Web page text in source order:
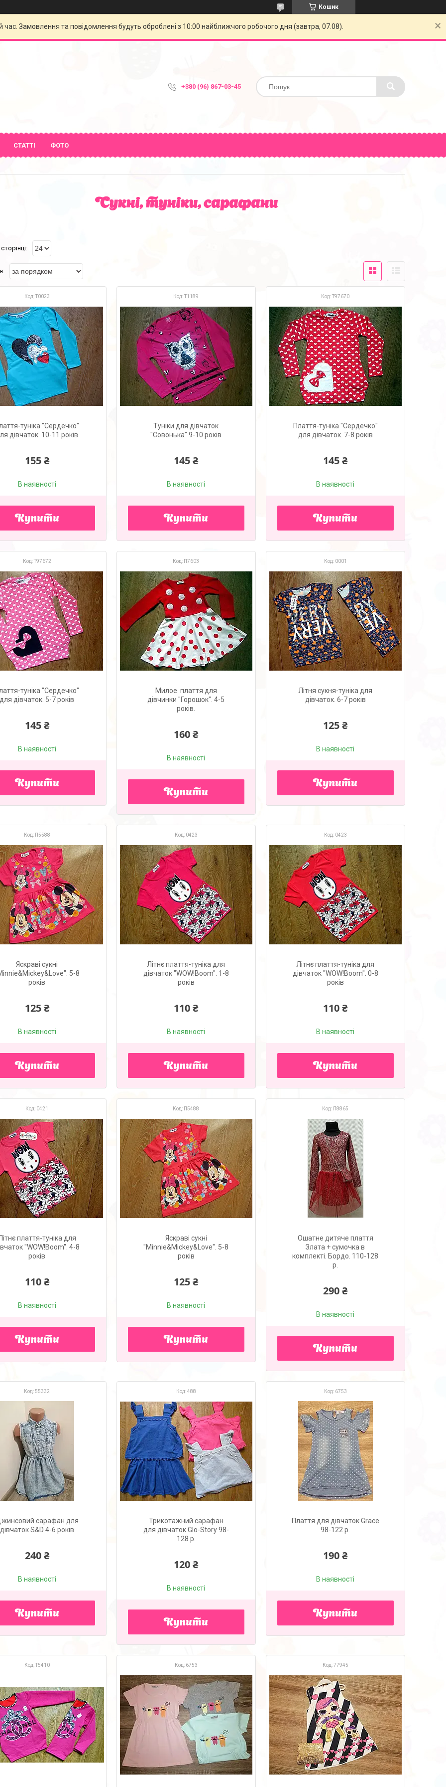
Кошик
час. Замовлення та повідомлення будуть оброблені з 10:00 найближчого робочого дня (завтра, 07.08).
+380 (96) 867-03-45
СТАТТІ ФОТО
Сукні, туніки, сарафани
Т0023
туніка "Сердечко"
дівчаток. 10-11 років
155 ₴
В наявності
Купити
Т1189
Туніки для дівчаток
"Совонька" 9-10 років
145 ₴
В наявності
Купити
Т97670
Плаття-туніка "Сердечко"
для дівчаток. 7-8 років
145 ₴
В наявності
Купити
Т97672
туніка "Сердечко"
для дівчаток. 5-7 років
145 ₴
В наявності
Купити
П7603
Милое плаття для
дівчинки "Горошок". 4-5
років.
160 ₴
В наявності
Купити
0001
Літня сукня-туніка для
дівчаток. 6-7 років
125 ₴
В наявності
Купити
П5588
Яскраві сукні
5-8
років
125 ₴
В наявності
Купити
0423
Літнє плаття-туніка для
дівчаток "WOW!Boom". 1-8
років
110 ₴
В наявності
Купити
0423
Літнє плаття-туніка для
дівчаток "WOW!Boom". 0-8
років
110 ₴
В наявності
Купити
0421
плаття-туніка для
"WOW!Boom". 4-8
років
110 ₴
В наявності
Купити
П5488
Яскраві сукні
"Minnie&Mickey&Love". 5-8
років
125 ₴
В наявності
Купити
П8865
Ошатне дитяче плаття
Злата + сумочка в
комплекті. Бордо. 110-128
р.
290 ₴
В наявності
Купити
55332
сарафан для
дівчаток S&D 4-6 років
240 ₴
В наявності
Купити
488
Трикотажний сарафан
для дівчаток Glo-Story 98-
128 р.
120 ₴
В наявності
Купити
6753
Плаття для дівчаток Grace
98-122 р.
190 ₴
В наявності
Купити
Т5410 6753 77945